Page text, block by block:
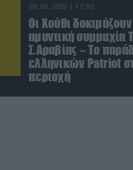
09.08.2026 | 12:02
Οι Χούθι
αμυντική συμμαχία
Σ.Αραβίας – Το
ελληνικών Patriot
περιοχή